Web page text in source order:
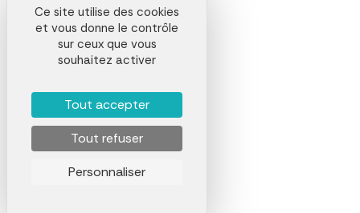
Housse de selle de vélo
Jeu de badminton
Jumelles
Lampe à vélo
Lampe de camping
Lampe de jogging
Lampe de sécurité
Ce site utilise des cookies
et vous donne le contrôle
sur ceux que vous
souhaitez activer
Tout accepter
Tout refuser
Personnaliser